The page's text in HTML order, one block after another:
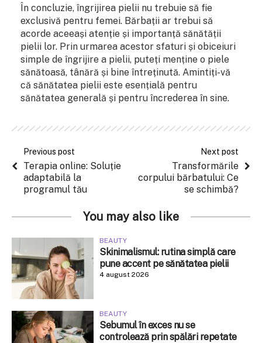
În concluzie, îngrijirea pielii nu trebuie să fie
exclusivă pentru femei. Bărbații ar trebui să
acorde aceeași atenție și importanță sănătății
pielii lor. Prin urmarea acestor sfaturi și obiceiuri
simple de îngrijire a pielii, puteți menține o piele
sănătoasă, tânără și bine întreținută. Amintiți-vă
că sănătatea pielii este esențială pentru
sănătatea generală și pentru încrederea în sine.
Previous post
Terapia online: Soluție
adaptabilă la
programul tău
Next post
Transformările
corpului bărbatului: Ce
se schimbă?
You may also like
BEAUTY
Skinimalismul: rutina simplă care
pune accent pe sănătatea pielii
4 august 2026
BEAUTY
Sebumul în exces nu se
controlează prin spălări repetate